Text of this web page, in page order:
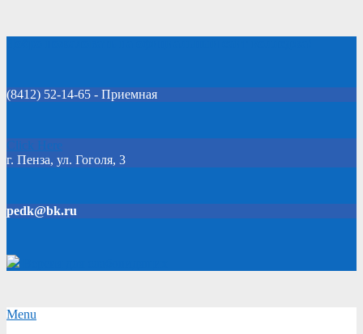
(8412) 52-14-65 - Приемная
Click Here
г. Пенза, ул. Гоголя, 3
pedk@bk.ru
Secondary
Menu